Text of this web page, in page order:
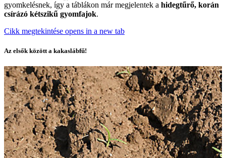
gyomkelésnek, így a táblákon már megjelentek a hidegtűrő, korán
csírázó kétszikű gyomfajok.
Cikk megtekintése opens in a new tab
Az elsők között a kakaslábfű!